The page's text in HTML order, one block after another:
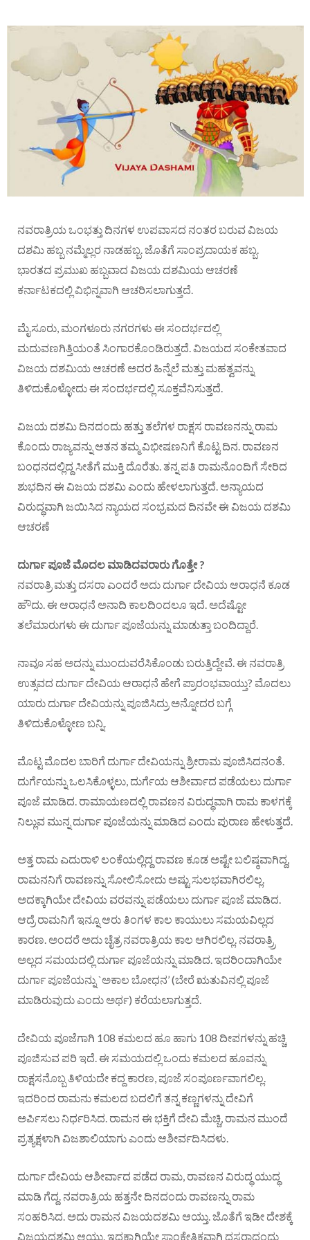
ನವರಾತ್ರಿಯ ಒಂಭತ್ತು ದಿನಗಳ ಉಪವಾಸದ ನಂತರ ಬರುವ ವಿಜಯ
ದಶಮಿ ಹಬ್ಬ ನಮ್ಮೆಲ್ಲರ ನಾಡಹಬ್ಬ. ಜೊತೆಗೆ ಸಾಂಪ್ರದಾಯಕ ಹಬ್ಬ.
ಭಾರತದ ಪ್ರಮುಖ ಹಬ್ಬವಾದ ವಿಜಯ ದಶಮಿಯ ಆಚರಣೆ
ಕರ್ನಾಟಕದಲ್ಲಿ ವಿಭಿನ್ನವಾಗಿ ಆಚರಿಸಲಾಗುತ್ತದೆ.
ಮೈಸೂರು, ಮಂಗಳೂರು ನಗರಗಳು ಈ ಸಂದರ್ಭದಲ್ಲಿ
ಮದುವಣಗಿತ್ತಿಯಂತೆ ಸಿಂಗಾರಕೊಂಡಿರುತ್ತದೆ. ವಿಜಯದ ಸಂಕೇತವಾದ
ವಿಜಯ ದಶಮಿಯ ಆಚರಣೆ ಅದರ ಹಿನ್ನೆಲೆ ಮತ್ತು ಮಹತ್ವವನ್ನು
ತಿಳಿದುಕೊಳ್ಳೋದು ಈ ಸಂದರ್ಭದಲ್ಲಿ ಸೂಕ್ತವೆನಿಸುತ್ತದೆ.
ವಿಜಯ ದಶಮಿ ದಿನದಂದು ಹತ್ತು ತಲೆಗಳ ರಾಕ್ಷಸ ರಾವಣನನ್ನು ರಾಮ
ಕೊಂದು ರಾಜ್ಯವನ್ನು ಆತನ ತಮ್ಮ ವಿಭೀಷಣನಿಗೆ ಕೊಟ್ಟ ದಿನ. ರಾವಣನ
ಬಂಧನದಲ್ಲಿದ್ದ ಸೀತೆಗೆ ಮುಕ್ತಿ ದೊರೆತು. ತನ್ನ ಪತಿ ರಾಮನೊಂದಿಗೆ ಸೇರಿದ
ಶುಭದಿನ ಈ ವಿಜಯ ದಶಮಿ ಎಂದು ಹೇಳಲಾಗುತ್ತದೆ. ಅನ್ಯಾಯದ
ವಿರುದ್ಧವಾಗಿ ಜಯಿಸಿದ ನ್ಯಾಯದ ಸಂಭ್ರಮದ ದಿನವೇ ಈ ವಿಜಯ ದಶಮಿ
ಆಚರಣೆ
ದುರ್ಗಾ ಪೂಜೆ ಮೊದಲ ಮಾಡಿದವರಾರು ಗೊತ್ತೇ ?
ನವರಾತ್ರಿ ಮತ್ತು ದಸರಾ ಎಂದರೆ ಅದು ದುರ್ಗಾ ದೇವಿಯ ಆರಾಧನೆ ಕೂಡ
ಹೌದು. ಈ ಆರಾಧನೆ ಅನಾದಿ ಕಾಲದಿಂದಲೂ ಇದೆ. ಅದೆಷ್ಟೋ
ತಲೆಮಾರುಗಳು ಈ ದುರ್ಗಾ ಪೂಜೆಯನ್ನು ಮಾಡುತ್ತಾ ಬಂದಿದ್ದಾರೆ.
ನಾವೂ ಸಹ ಅದನ್ನು ಮುಂದುವರೆಸಿಕೊಂಡು ಬರುತ್ತಿದ್ದೇವೆ. ಈ ನವರಾತ್ರಿ
ಉತ್ಸವದ ದುರ್ಗಾ ದೇವಿಯ ಆರಾಧನೆ ಹೇಗೆ ಪ್ರಾರಂಭವಾಯ್ತು? ಮೊದಲು
ಯಾರು ದುರ್ಗಾ ದೇವಿಯನ್ನು ಪೂಜಿಸಿದ್ರು ಅನ್ನೋದರ ಬಗ್ಗೆ
ತಿಳಿದುಕೊಳ್ಳೋಣ ಬನ್ನಿ.
ಮೊಟ್ಟ ಮೊದಲ ಬಾರಿಗೆ ದುರ್ಗಾ ದೇವಿಯನ್ನು ಶ್ರೀರಾಮ ಪೂಜಿಸಿದನಂತೆ.
ದುರ್ಗೆಯನ್ನು ಒಲಸಿಕೊಳ್ಳಲು, ದುರ್ಗೆಯ ಆಶೀರ್ವಾದ ಪಡೆಯಲು ದುರ್ಗಾ
ಪೂಜೆ ಮಾಡಿದ. ರಾಮಾಯಣದಲ್ಲಿ ರಾವಣನ ವಿರುದ್ಧವಾಗಿ ರಾಮ ಕಾಳಗಕ್ಕೆ
ನಿಲ್ಲುವ ಮುನ್ನ ದುರ್ಗಾ ಪೂಜೆಯನ್ನು ಮಾಡಿದ ಎಂದು ಪುರಾಣ ಹೇಳುತ್ತದೆ.
ಅತ್ತ ರಾಮ ಎದುರಾಳಿ ಲಂಕೆಯಲ್ಲಿದ್ದ ರಾವಣ ಕೂಡ ಅಷ್ಟೇ ಬಲಿಷ್ಠವಾಗಿದ್ದ,
ರಾಮನನಿಗೆ ರಾವಣನ್ನು ಸೋಲಿಸೋದು ಅಷ್ಟು ಸುಲಭವಾಗಿರಲಿಲ್ಲ.
ಅದಕ್ಕಾಗಿಯೇ ದೇವಿಯ ವರವನ್ನು ಪಡೆಯಲು ದುರ್ಗಾ ಪೂಜೆ ಮಾಡಿದ.
ಆದ್ರೆ ರಾಮನಿಗೆ ಇನ್ನೂ ಆರು ತಿಂಗಳ ಕಾಲ ಕಾಯುಲು ಸಮಯವಿಲ್ಲದ
ಕಾರಣ. ಅಂದರೆ ಅದು ಚೈತ್ರ ನವರಾತ್ರಿಯ ಕಾಲ ಆಗಿರಲಿಲ್ಲ. ನವರಾತ್ರ್ರಿ
ಅಲ್ಲದ ಸಮಯದಲ್ಲಿ ದುರ್ಗಾ ಪೂಜೆಯನ್ನು ಮಾಡಿದ. ಇದರಿಂದಾಗಿಯೇ
ದುರ್ಗಾ ಪೂಜೆಯನ್ನು `ಅಕಾಲ ಬೋಧನ’ (ಬೇರೆ ಋತುವಿನಲ್ಲಿ ಪೂಜೆ
ಮಾಡಿರುವುದು ಎಂದು ಅರ್ಥ) ಕರೆಯಲಾಗುತ್ತದೆ.
ದೇವಿಯ ಪೂಜೆಗಾಗಿ 108 ಕಮಲದ ಹೂ ಹಾಗು 108 ದೀಪಗಳನ್ನು ಹಚ್ಚಿ
ಪೂಜಿಸುವ ಪರಿ ಇದೆ. ಈ ಸಮಯದಲ್ಲಿ ಒಂದು ಕಮಲದ ಹೂವನ್ನು
ರಾಕ್ಷಸನೊಬ್ಬ ತಿಳಿಯದೇ ಕದ್ದ ಕಾರಣ, ಪೂಜೆ ಸಂಪೂರ್ಣವಾಗಲಿಲ್ಲ.
ಇದರಿಂದ ರಾಮನು ಕಮಲದ ಬದಲಿಗೆ ತನ್ನ ಕಣ್ಣಗಳನ್ನು ದೇವಿಗೆ
ಅರ್ಪಿಸಲು ನಿರ್ಧರಿಸಿದ. ರಾಮನ ಈ ಭಕ್ತಿಗೆ ದೇವಿ ಮೆಚ್ಚಿ, ರಾಮನ ಮುಂದೆ
ಪ್ರತ್ಯಕ್ಷಳಾಗಿ ವಿಜಶಾಲಿಯಾಗು ಎಂದು ಆಶೀರ್ವದಿಸಿದಳು.
ದುರ್ಗಾ ದೇವಿಯ ಆಶೀರ್ವಾದ ಪಡೆದ ರಾಮ, ರಾವಣನ ವಿರುದ್ಧ ಯುದ್ಧ
ಮಾಡಿ ಗೆದ್ದ. ನವರಾತ್ರಿಯ ಹತ್ತನೇ ದಿನದಂದು ರಾವಣನ್ನು ರಾಮ
ಸಂಹರಿಸಿದ. ಅದು ರಾಮನ ವಿಜಯದಶಮಿ ಆಯ್ತು. ಜೊತೆಗೆ ಇಡೀ ದೇಶಕ್ಕೆ
ವಿಜಯದಶಮಿ ಆಯ್ತು. ಇದಕ್ಕಾಗಿಯೇ ಸಾಂಕೇತಿಕವಾಗಿ ದಸರಾದಂದು